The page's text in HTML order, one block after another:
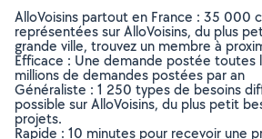
AlloVoisins partout en France : 35 000
représentées sur AlloVoisins, du plus
grande ville, trouvez un membre à
Efficace : Une demande postée toutes
millions de demandes postées par an
Généraliste : 1 250 types de besoins
possible sur AlloVoisins, du plus petit
projets.
Rapide : 10 minutes pour recevoir une